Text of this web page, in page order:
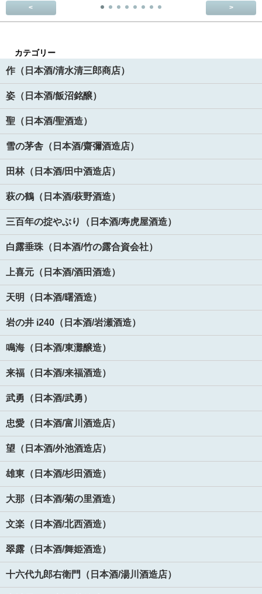
< >
カテゴリー
作（日本酒/清水清三郎商店）
姿（日本酒/飯沼銘醸）
聖（日本酒/聖酒造）
雪の茅舎（日本酒/齋彌酒造店）
田林（日本酒/田中酒造店）
萩の鶴（日本酒/萩野酒造）
三百年の掟やぶり（日本酒/寿虎屋酒造）
白露垂珠（日本酒/竹の露合資会社）
上喜元（日本酒/酒田酒造）
天明（日本酒/曙酒造）
岩の井 i240（日本酒/岩瀬酒造）
鳴海（日本酒/東灘醸造）
来福（日本酒/来福酒造）
武勇（日本酒/武勇）
忠愛（日本酒/富川酒造店）
望（日本酒/外池酒造店）
雄東（日本酒/杉田酒造）
大那（日本酒/菊の里酒造）
文楽（日本酒/北西酒造）
翠露（日本酒/舞姫酒造）
十六代九郎右衛門（日本酒/湯川酒造店）